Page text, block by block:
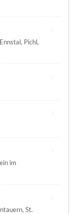
, Pichl,
im
, St.